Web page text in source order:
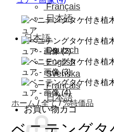
Français
日本語
日本語
Deutsch
English
Svenska
Français
日本語
お買い物カゴ
ホーム / 全て / %特価品